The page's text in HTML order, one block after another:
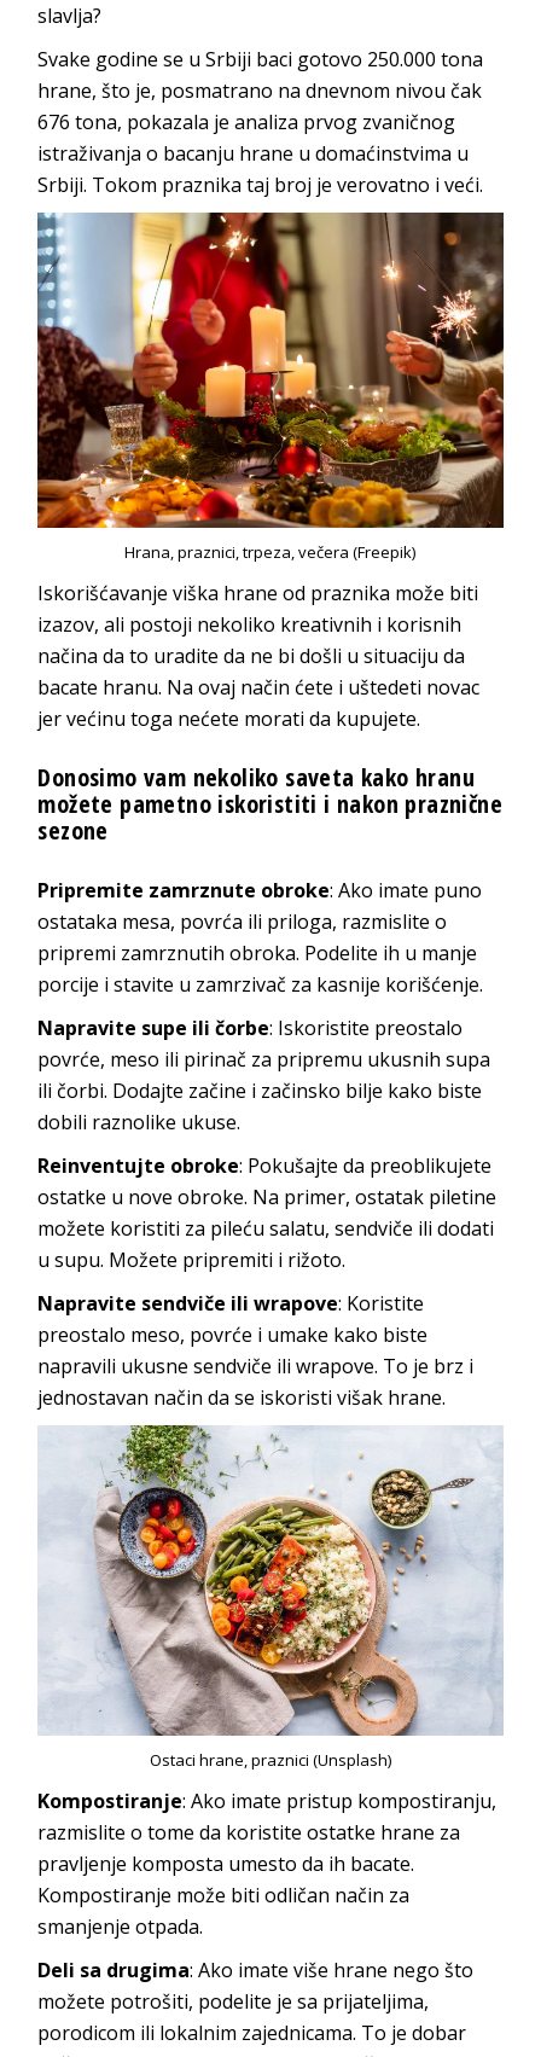
slavlja?
Svake godine se u Srbiji baci gotovo 250.000 tona
hrane, što je, posmatrano na dnevnom nivou čak
676 tona, pokazala je analiza prvog zvaničnog
istraživanja o bacanju hrane u domaćinstvima u
Srbiji. Tokom praznika taj broj je verovatno i veći.
Hrana, praznici, trpeza, večera (Freepik)
Iskorišćavanje viška hrane od praznika može biti
izazov, ali postoji nekoliko kreativnih i korisnih
načina da to uradite da ne bi došli u situaciju da
bacate hranu. Na ovaj način ćete i uštedeti novac
jer većinu toga nećete morati da kupujete.
Donosimo vam nekoliko saveta kako hranu
možete pametno iskoristiti i nakon praznične
sezone
Pripremite zamrznute obroke: Ako imate puno
ostataka mesa, povrća ili priloga, razmislite o
pripremi zamrznutih obroka. Podelite ih u manje
porcije i stavite u zamrzivač za kasnije korišćenje.
Napravite supe ili čorbe: Iskoristite preostalo
povrće, meso ili pirinač za pripremu ukusnih supa
ili čorbi. Dodajte začine i začinsko bilje kako biste
dobili raznolike ukuse.
Reinventujte obroke: Pokušajte da preoblikujete
ostatke u nove obroke. Na primer, ostatak piletine
možete koristiti za pileću salatu, sendviče ili dodati
u supu. Možete pripremiti i rižoto.
Napravite sendviče ili wrapove: Koristite
preostalo meso, povrće i umake kako biste
napravili ukusne sendviče ili wrapove. To je brz i
jednostavan način da se iskoristi višak hrane.
Ostaci hrane, praznici (Unsplash)
Kompostiranje: Ako imate pristup kompostiranju,
razmislite o tome da koristite ostatke hrane za
pravljenje komposta umesto da ih bacate.
Kompostiranje može biti odličan način za
smanjenje otpada.
Deli sa drugima: Ako imate više hrane nego što
možete potrošiti, podelite je sa prijateljima,
porodicom ili lokalnim zajednicama. To je dobar